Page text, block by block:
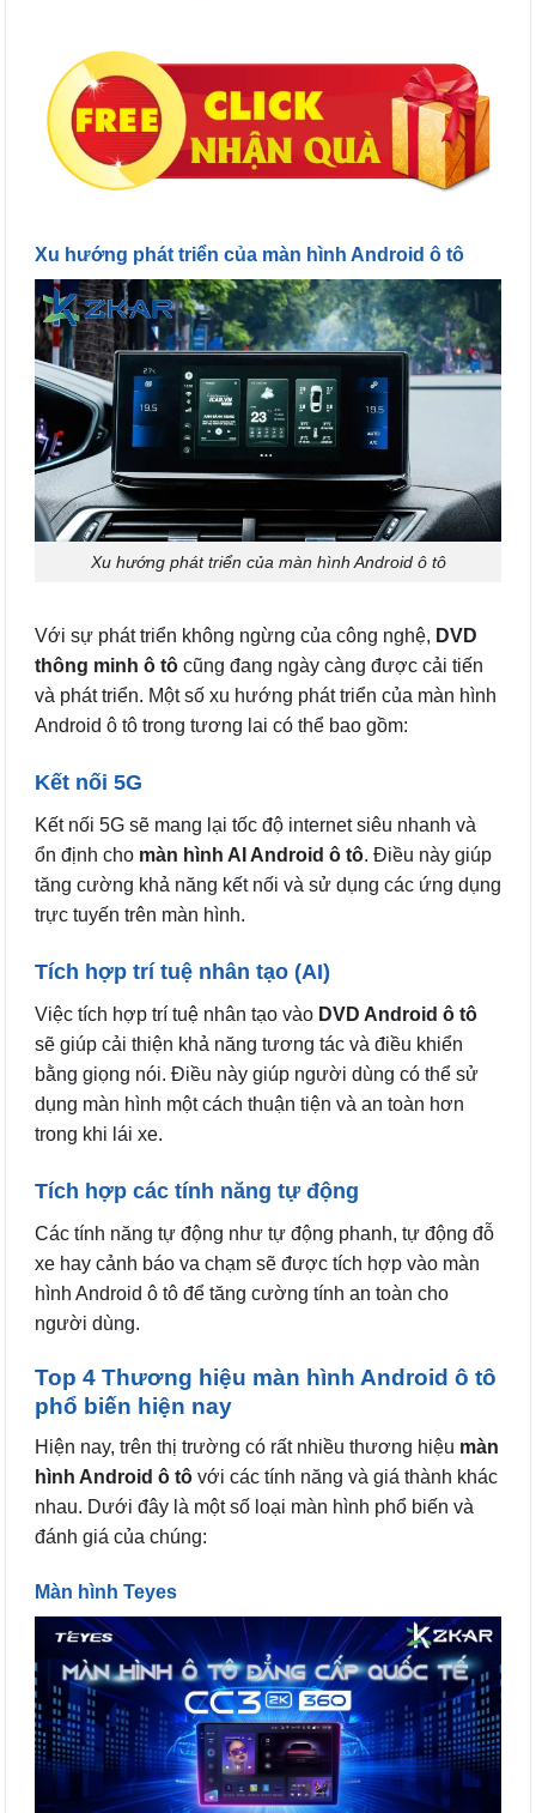
Xu hướng phát triển của màn hình Android ô tô
Xu hướng phát triển của màn hình Android ô tô
Với sự phát triển không ngừng của công nghệ, DVD
thông minh ô tô cũng đang ngày càng được cải tiến
và phát triển. Một số xu hướng phát triển của màn hình
Android ô tô trong tương lai có thể bao gồm:
Kết nối 5G
Kết nối 5G sẽ mang lại tốc độ internet siêu nhanh và
ổn định cho màn hình AI Android ô tô. Điều này giúp
tăng cường khả năng kết nối và sử dụng các ứng dụng
trực tuyến trên màn hình.
Tích hợp trí tuệ nhân tạo (AI)
Việc tích hợp trí tuệ nhân tạo vào DVD Android ô tô
sẽ giúp cải thiện khả năng tương tác và điều khiển
bằng giọng nói. Điều này giúp người dùng có thể sử
dụng màn hình một cách thuận tiện và an toàn hơn
trong khi lái xe.
Tích hợp các tính năng tự động
Các tính năng tự động như tự động phanh, tự động đỗ
xe hay cảnh báo va chạm sẽ được tích hợp vào màn
hình Android ô tô để tăng cường tính an toàn cho
người dùng.
Top 4 Thương hiệu màn hình Android ô tô
phổ biến hiện nay
Hiện nay, trên thị trường có rất nhiều thương hiệu màn
hình Android ô tô với các tính năng và giá thành khác
nhau. Dưới đây là một số loại màn hình phổ biến và
đánh giá của chúng:
Màn hình Teyes